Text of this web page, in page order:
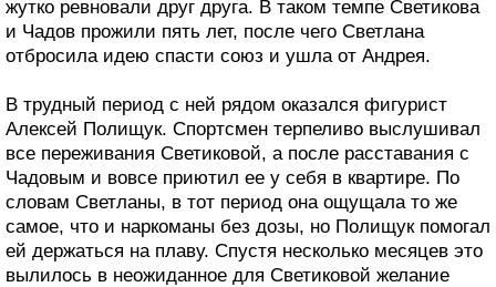
жутко ревновали друг друга. В таком темпе Светикова
и Чадов прожили пять лет, после чего Светлана
отбросила идею спасти союз и ушла от Андрея.
В трудный период с ней рядом оказался фигурист
Алексей Полищук. Спортсмен терпеливо выслушивал
все переживания Светиковой, а после расставания с
Чадовым и вовсе приютил ее у себя в квартире. По
словам Светланы, в тот период она ощущала то же
самое, что и наркоманы без дозы, но Полищук помогал
ей держаться на плаву. Спустя несколько месяцев это
вылилось в неожиданное для Светиковой желание